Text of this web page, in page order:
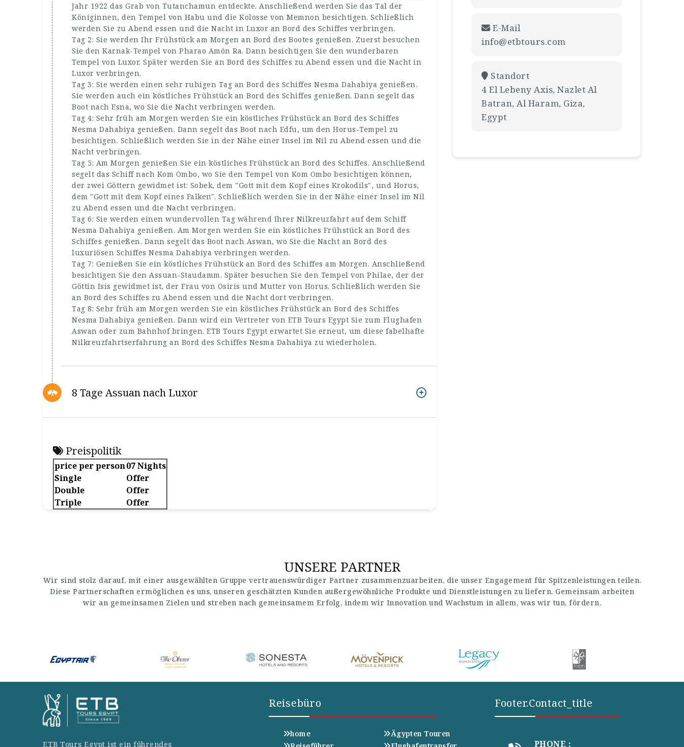
Jahr 1922 das Grab von Tutanchamun entdeckte. Anschließend werden Sie das Tal der
Königinnen, den Tempel von Habu und die Kolosse von Memnon besichtigen. Schließlich
werden Sie zu Abend essen und die Nacht in Luxor an Bord des Schiffes verbringen.
Tag 2: Sie werden Ihr Frühstück am Morgen an Bord des Bootes genießen. Zuerst besuchen
Sie den Karnak-Tempel von Pharao Amón Ra. Dann besichtigen Sie den wunderbaren
Tempel von Luxor. Später werden Sie an Bord des Schiffes zu Abend essen und die Nacht in
Luxor verbringen.
Tag 3: Sie werden einen sehr ruhigen Tag an Bord des Schiffes Nesma Dahabiya genießen.
Sie werden auch ein köstliches Frühstück an Bord des Schiffes genießen. Dann segelt das
Boot nach Esna, wo Sie die Nacht verbringen werden.
Tag 4: Sehr früh am Morgen werden Sie ein köstliches Frühstück an Bord des Schiffes
Nesma Dahabiya genießen. Dann segelt das Boot nach Edfu, um den Horus-Tempel zu
besichtigen. Schließlich werden Sie in der Nähe einer Insel im Nil zu Abend essen und die
Nacht verbringen.
Tag 5: Am Morgen genießen Sie ein köstliches Frühstück an Bord des Schiffes. Anschließend
segelt das Schiff nach Kom Ombo, wo Sie den Tempel von Kom Ombo besichtigen können,
der zwei Göttern gewidmet ist: Sobek, dem "Gott mit dem Kopf eines Krokodils", und Horus,
dem "Gott mit dem Kopf eines Falken". Schließlich werden Sie in der Nähe einer Insel im Nil
zu Abend essen und die Nacht verbringen.
Tag 6: Sie werden einen wundervollen Tag während Ihrer Nilkreuzfahrt auf dem Schiff
Nesma Dahabiya genießen. Am Morgen werden Sie ein köstliches Frühstück an Bord des
Schiffes genießen. Dann segelt das Boot nach Aswan, wo Sie die Nacht an Bord des
luxuriösen Schiffes Nesma Dahabiya verbringen werden.
Tag 7: Genießen Sie ein köstliches Frühstück an Bord des Schiffes am Morgen. Anschließend
besichtigen Sie den Assuan-Staudamm. Später besuchen Sie den Tempel von Philae, der der
Göttin Isis gewidmet ist, der Frau von Osiris und Mutter von Horus. Schließlich werden Sie
an Bord des Schiffes zu Abend essen und die Nacht dort verbringen.
Tag 8: Sehr früh am Morgen werden Sie ein köstliches Frühstück an Bord des Schiffes
Nesma Dahabiya genießen. Dann wird ein Vertreter von ETB Tours Egypt Sie zum Flughafen
Aswan oder zum Bahnhof bringen. ETB Tours Egypt erwartet Sie erneut, um diese fabelhafte
Nilkreuzfahrtserfahrung an Bord des Schiffes Nesma Dahabiya zu wiederholen.
8 Tage Assuan nach Luxor
Preispolitik
price per person07 Nights
Single
Offer
Double
Offer
Triple
Offer
E-Mail
info@etbtours.com
Standort
4 El Lebeny Axis, Nazlet Al
Batran, Al Haram, Giza,
Egypt
UNSERE PARTNER
Wir sind stolz darauf, mit einer ausgewählten Gruppe vertrauenswürdiger Partner zusammenzuarbeiten, die unser Engagement für Spitzenleistungen teilen.
Diese Partnerschaften ermöglichen es uns, unseren geschätzten Kunden außergewöhnliche Produkte und Dienstleistungen zu liefern. Gemeinsam arbeiten
wir an gemeinsamen Zielen und streben nach gemeinsamem Erfolg, indem wir Innovation und Wachstum in allem, was wir tun, fördern.
ETB Tours Egypt ist ein führendes
Reisebüro
home
Ägypten Touren
Footer.contact_title
PHONE :